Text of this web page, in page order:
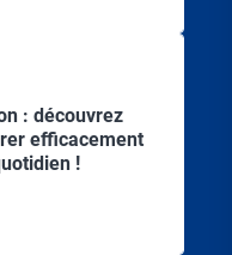
: découvrez
efficacement
!